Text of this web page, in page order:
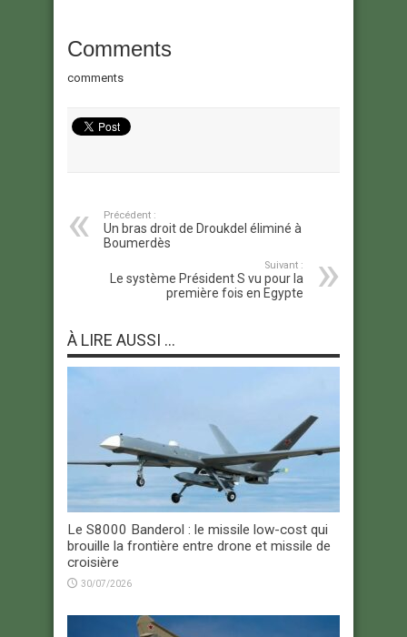
Comments
comments
Précédent :
Un bras droit de Droukdel éliminé à
Boumerdès
Suivant :
Le système Président S vu pour la
première fois en Egypte
À LIRE AUSSI ...
Le S8000 Banderol : le missile low-cost qui
brouille la frontière entre drone et missile de
croisière
30/07/2026